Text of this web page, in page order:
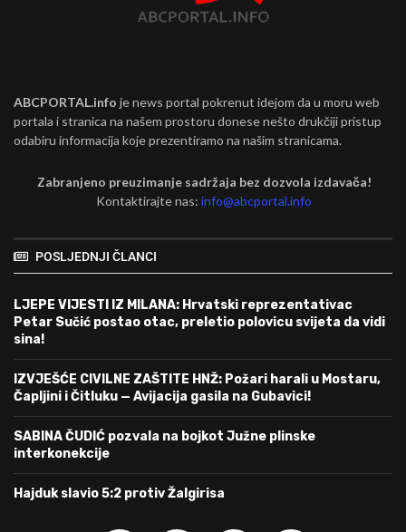
ABCPORTAL.info je news portal pokrenut idejom da u moru web
portala i stranica na našem prostoru donese nešto drukčiji pristup
odabiru informacija koje prezentiramo na našim stranicama.
Zabranjeno preuzimanje sadržaja bez dozvola izdavača!
Kontaktirajte nas:info@abcportal.info
POSLJEDNJI ČLANCI
LJEPE VIJESTI IZ MILANA: Hrvatski reprezentativac
Petar Sučić postao otac, preletio polovicu svijeta da vidi
sina!
IZVJEŠĆE CIVILNE ZAŠTITE HNŽ: Požari harali u Mostaru,
Čapljini i Čitluku — Avijacija gasila na Gubavici!
SABINA ČUDIĆ pozvala na bojkot Južne plinske
interkonekcije
Hajduk slavio 5:2 protiv Žalgirisa